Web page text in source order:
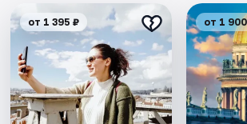
от 1 395 ₽ от 1